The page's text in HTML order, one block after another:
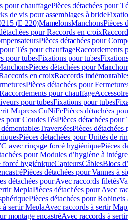
pour chauffagePièces détachées pour
de vis pour assemblages à bride
(E 220)MamelonsManchonsPièces
pour Raccords en croix
Pièces détachées pour
Tés pour chauffageRaccordements
pour tubesFixations pour tubes
Pièces détachées pour
en croixRaccords
Pièces détachées pour
pour chauffage
pour tubesFixations pour tubes
Mapress CuNiFePièces détachées
pour CoudesTésPièces détachées pour
TraverséesPièces détachées
Pièces détachées pour Unités de
avec rinçage forcé hygiéniquePièces
pour Modules d’hygiène à
forcé hygiéniqueCapteursCâblesBlocs
Pièces détachées pour Vannes à
détachées pour Avec raccords filetés
MeplaPièces détachées pour Avec
Pièces détachées pour Robinets
à sertir MeplaAvec raccords à sertir
montage encastréAvec raccords à